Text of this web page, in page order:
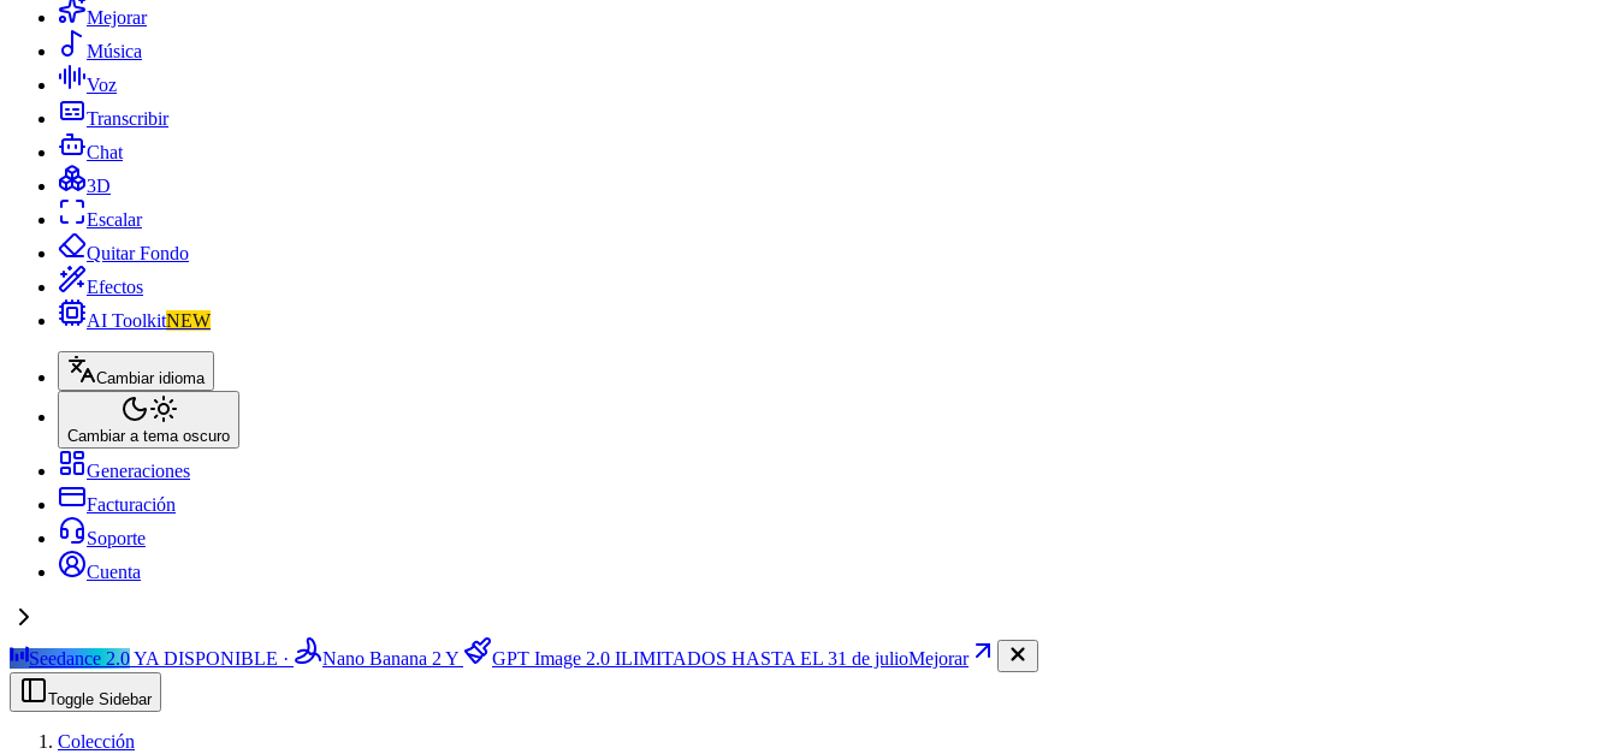
Mejorar
Música
Voz
Transcribir
Chat
3D
Escalar
Quitar Fondo
Efectos
AI ToolkitNEW
Cambiar idioma
Cambiar a tema oscuro
Generaciones
Facturación
Soporte
Cuenta
Seedance 2.0YA DISPONIBLE · Nano Banana 2 Y GPT Image 2.0 ILIMITADOS HASTA EL 31 de julioMejorar
Toggle Sidebar
Colección